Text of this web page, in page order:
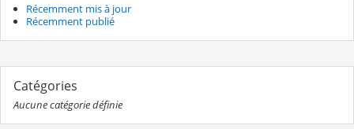
Récemment mis à jour
Récemment publié
Catégories
Aucune catégorie définie